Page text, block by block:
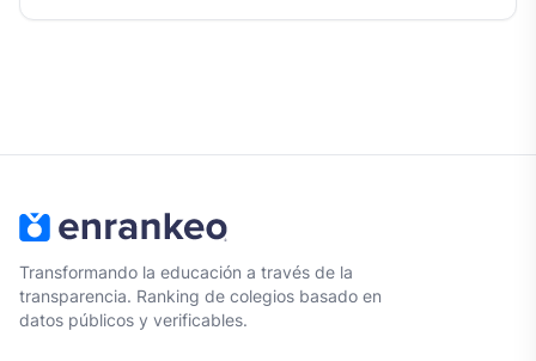
Transformando la educación a través de la
transparencia. Ranking de colegios basado en
datos públicos y verificables.